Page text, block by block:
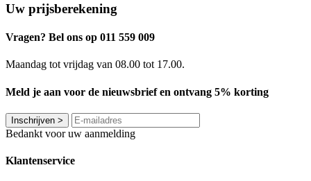
Uw prijsberekening
Vragen? Bel ons op 011 559 009
Maandag tot vrijdag van 08.00 tot 17.00.
Meld je aan voor de nieuwsbrief en ontvang 5% korting
Inschrijven >
Bedankt voor uw aanmelding
Klantenservice